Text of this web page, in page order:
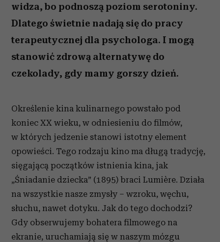
widza, bo podnoszą poziom serotoniny.
Dlatego świetnie nadają się do pracy
terapeutycznej dla psychologa. I mogą
stanowić zdrową alternatywę do
czekolady, gdy mamy gorszy dzień.
Określenie kina kulinarnego powstało pod
koniec XX wieku, w odniesieniu do filmów,
w których jedzenie stanowi istotny element
opowieści. Tego rodzaju kino ma długą tradycję,
sięgającą początków istnienia kina, jak
„Śniadanie dziecka” (1895) braci Lumière. Działa
na wszystkie nasze zmysły – wzroku, węchu,
słuchu, nawet dotyku. Jak do tego dochodzi?
Gdy obserwujemy bohatera filmowego na
ekranie, uruchamiają się w naszym mózgu